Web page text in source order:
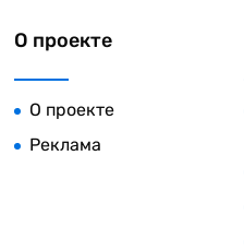
О проекте
О проекте
Реклама